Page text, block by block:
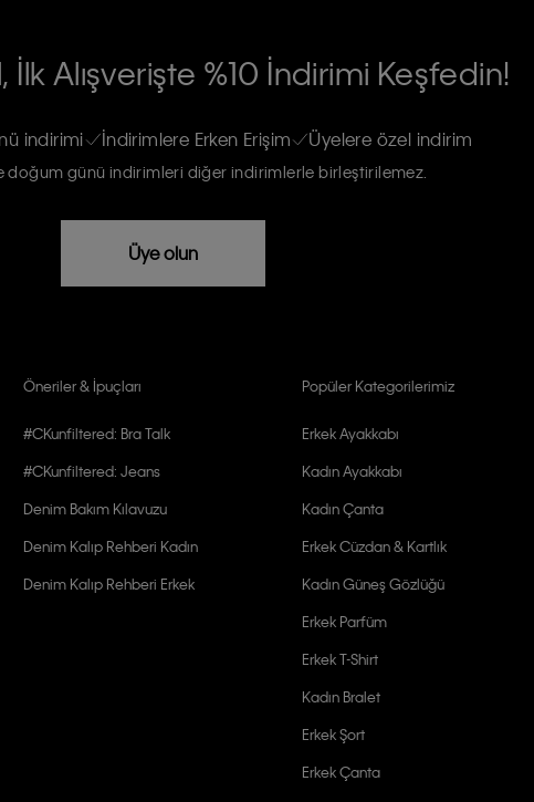
ve güncel ürün,
Alışverişte %10 İndirimi Keşfedin!
indirimi İndirimlere Erken Erişim Üyelere özel indirim
doğum günü indirimleri diğer indirimlerle birleştirilemez.
Üye olun
Öneriler & İpuçları
#CKunfiltered: Bra Talk
#CKunfiltered: Jeans
Denim Bakım Kılavuzu
Denim Kalıp Rehberi Kadın
Denim Kalıp Rehberi Erkek
Popüler Kategorilerimiz
Erkek Ayakkabı
Kadın Ayakkabı
Kadın Çanta
Erkek Cüzdan & Kartlık
Kadın Güneş Gözlüğü
Erkek Parfüm
Erkek T-Shirt
Kadın Bralet
Erkek Şort
Erkek Çanta